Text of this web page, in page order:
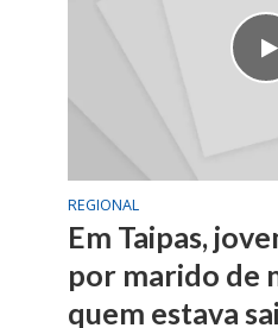
REGIONAL
Em Taipas,
por marido de
quem estava